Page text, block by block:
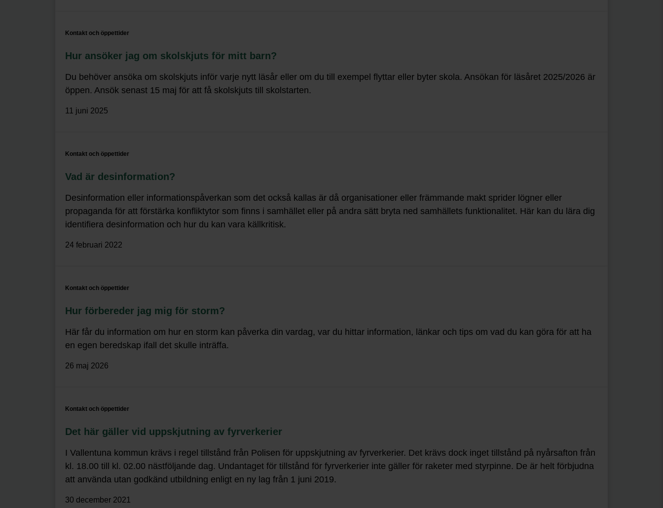
Kontakt och öppettider
Hur ansöker jag om skolskjuts för mitt barn?
Du behöver ansöka om skolskjuts inför varje nytt läsår eller om du till exempel flyttar eller byter skola. Ansökan för läsåret 2025/2026 är
öppen. Ansök senast 15 maj för att få skolskjuts till skolstarten.
11 juni 2025
Kontakt och öppettider
Vad är desinformation?
Desinformation eller informationspåverkan som det också kallas är då organisationer eller främmande makt sprider lögner eller
propaganda för att förstärka konfliktytor som finns i samhället eller på andra sätt bryta ned samhällets funktionalitet. Här kan du lära dig
identifiera desinformation och hur du kan vara källkritisk.
24 februari 2022
Kontakt och öppettider
Hur förbereder jag mig för storm?
Här får du information om hur en storm kan påverka din vardag, var du hittar information, länkar och tips om vad du kan göra för att ha
en egen beredskap ifall det skulle inträffa.
26 maj 2026
Kontakt och öppettider
Det här gäller vid uppskjutning av fyrverkerier
I Vallentuna kommun krävs i regel tillstånd från Polisen för uppskjutning av fyrverkerier. Det krävs dock inget tillstånd på nyårsafton från
kl. 18.00 till kl. 02.00 nästföljande dag. Undantaget för tillstånd för fyrverkerier inte gäller för raketer med styrpinne. De är helt förbjudna
att använda utan godkänd utbildning enligt en ny lag från 1 juni 2019.
30 december 2021